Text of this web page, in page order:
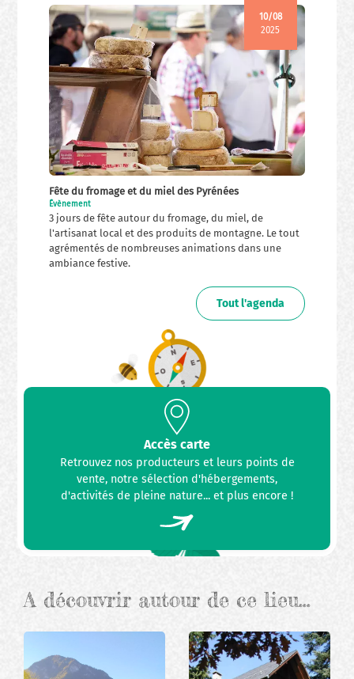
10/08
2025
Fête du fromage et du miel des Pyrénées
Évènement
3 jours de fête autour du fromage, du miel, de
l'artisanat local et des produits de montagne. Le tout
agrémentés de nombreuses animations dans une
ambiance festive.
Tout l'agenda
Accès carte
Retrouvez nos producteurs et leurs points de
vente, notre sélection d'hébergements,
d'activités de pleine nature... et plus encore !
A découvrir autour de ce lieu…